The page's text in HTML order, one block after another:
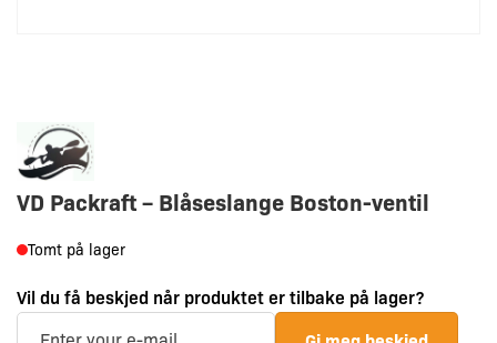
VD Packraft – Blåseslange Boston-ventil
Tomt på lager
Vil du få beskjed når produktet er tilbake på lager?